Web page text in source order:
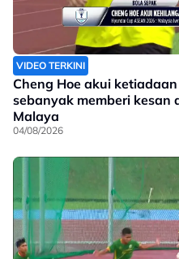
VIDEO TERKINI
Cheng Hoe akui
sebanyak memberi kesan
Malaya
04/08/2026